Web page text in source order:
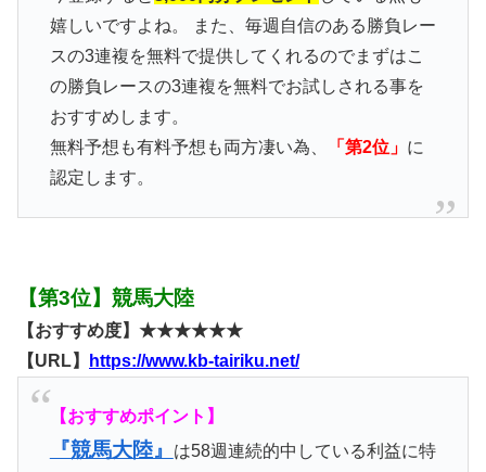
嬉しいですよね。 また、毎週自信のある勝負レー
スの3連複を無料で提供してくれるのでまずはこ
の勝負レースの3連複を無料でお試しされる事を
おすすめします。
無料予想も有料予想も両方凄い為、
「第2位」 に
認定します。
【第3位】競馬大陸
【おすすめ度】★★★★★★
【URL】
https://www.kb-tairiku.net/
【おすすめポイント】
『競馬大陸』
は58週連続的中している利益に特